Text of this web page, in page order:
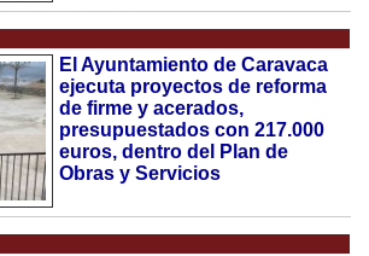
El Ayuntamiento de Caravaca
ejecuta proyectos de reforma
de firme y acerados,
presupuestados con 217.000
euros, dentro del Plan de
Obras y Servicios